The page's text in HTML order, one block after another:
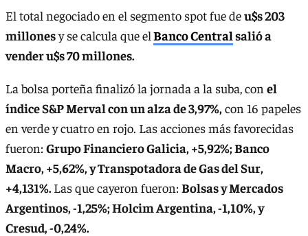
El total negociado en el segmento spot fue deu$s 203
millonesy se calcula que elBanco Centralsalió a
vender u$s 70 millones.
La bolsa porteña finalizó la jornada a la suba, con el
índice S&P Merval con un alza de 3,97%,con 16 papeles
en verde y cuatro en rojo. Las acciones más favorecidas
fueron:Grupo Financiero Galicia, +5,92%; Banco
Macro, +5,62%, y Transpotadora de Gas del Sur,
+4,131%.Las que cayeron fueron:Bolsas y Mercados
Argentinos, -1,25%; Holcim Argentina, -1,10%, y
Cresud, -0,24%.